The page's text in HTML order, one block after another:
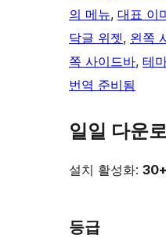
의 메뉴, 대표 이
닥글 위젯, 왼쪽
쪽 사이드바, 테
번역 준비됨
일일 다운
설치 활성화: 30+
등급